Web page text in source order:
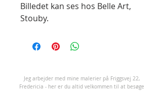
Billedet kan ses hos Belle Art,
Stouby.
eg arbejder med mine malerier på Friggsvej 22,
Fredericia - her er du altid velkommen til at besøge